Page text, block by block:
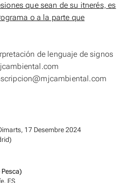
que sean de su itnerés, es
o a la parte que
de lenguaje de signos
17 Desembre 2024
ES